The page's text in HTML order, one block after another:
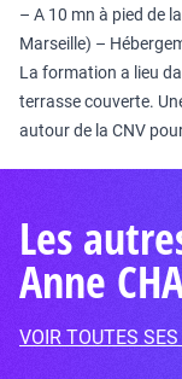
– A 10 mn à pied de
Marseille) –
La formation a lieu
terrasse couverte.
autour de la CNV
Les
Anne
VOIR TOUTES